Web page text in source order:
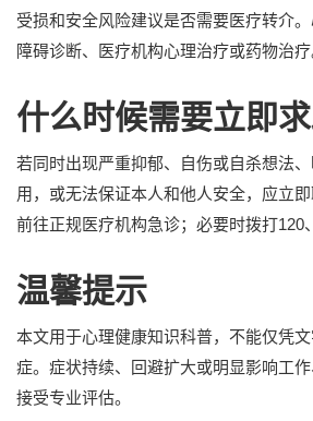
受损和安全风险建议是否需要医疗转介
障碍诊断、医疗机构心理治疗或药物治疗
什么时候需要立即
若同时出现严重抑郁、自伤或自杀想法
用，或无法保证本人和他人安全，应立
前往正规医疗机构急诊；必要时拨打120
温馨提示
本文用于心理健康知识科普，不能仅凭
症。症状持续、回避扩大或明显影响工
接受专业评估。